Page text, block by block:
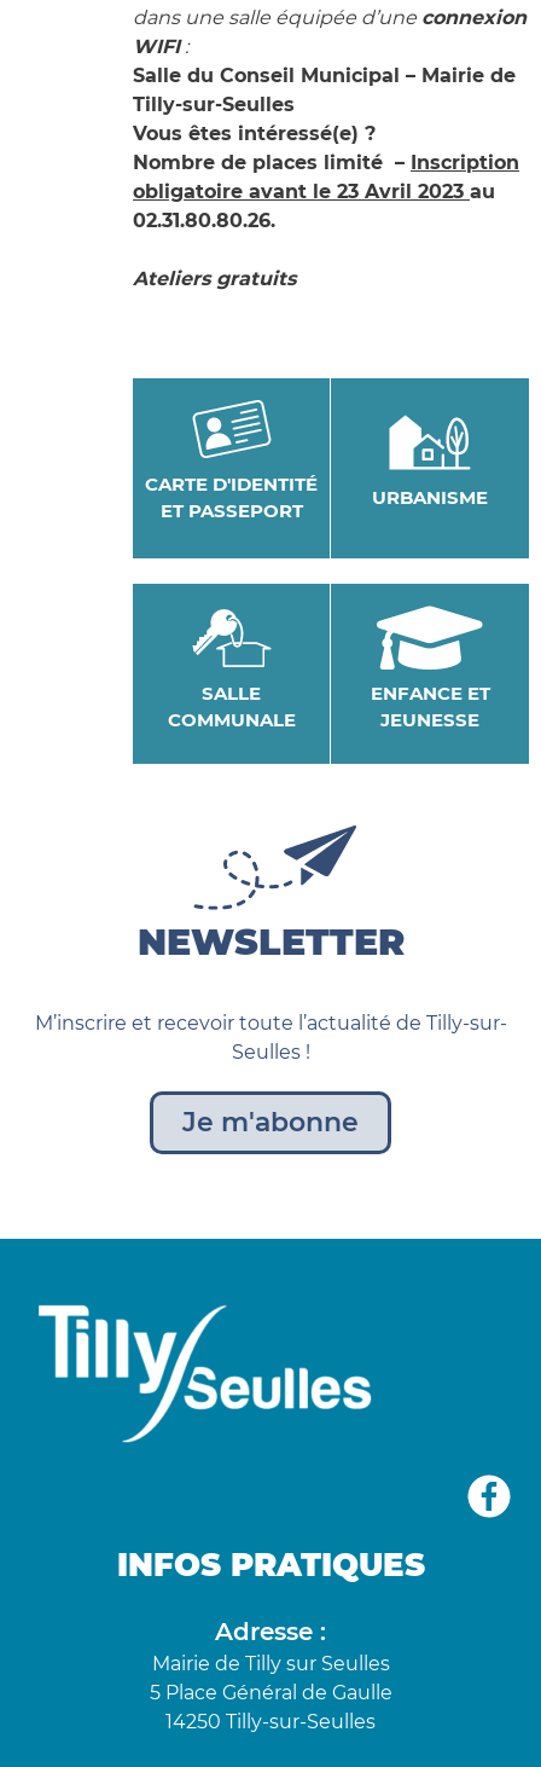
dans une salle équipée d’une connexion
WIFI:
Salle du Conseil Municipal – Mairie de
Tilly-sur-Seulles
Vous êtes intéressé(e) ?
Nombre de places limité – Inscription
obligatoire avant le 23 Avril 2023 au
02.31.80.80.26.
Ateliers gratuits
CARTE D'IDENTITÉ
ET PASSEPORT
URBANISME
SALLE
COMMUNALE
ENFANCE ET
JEUNESSE
NEWSLETTER
M’inscrire et recevoir toute l’actualité de Tilly-sur-
Seulles !
Je m'abonne
INFOS PRATIQUES
Adresse :
Mairie de Tilly sur Seulles
5 Place Général de Gaulle
14250 Tilly-sur-Seulles